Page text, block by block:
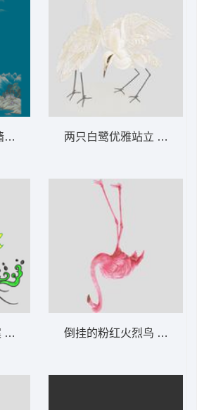
青蓝山水间舟行 墙布 锦绣江山 背景墙
鲤鱼荷花锦鲤
两只白鹭优雅站立 墙布 壁
倒挂的粉红火烈鸟 墙布 壁